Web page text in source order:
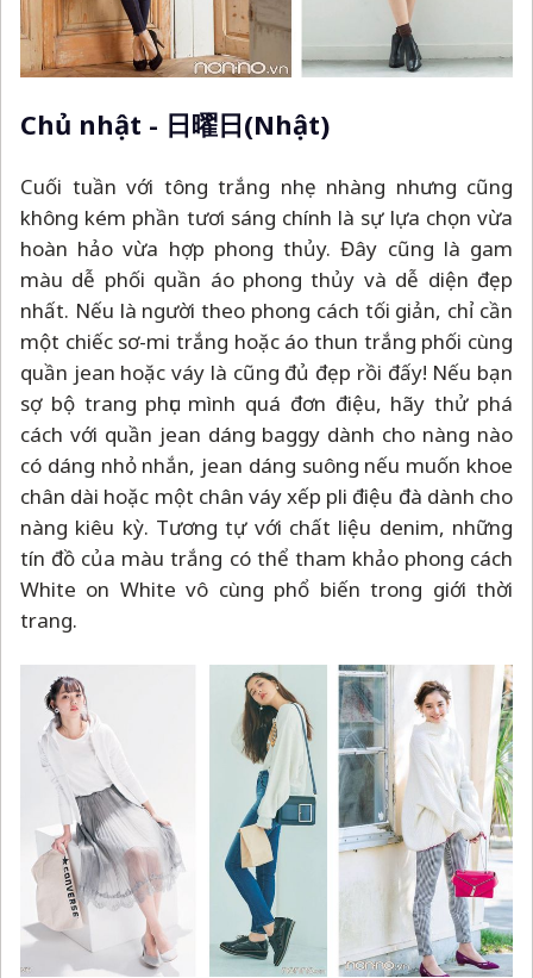
Chủ nhật - 日曜日(Nhật)
Cuối tuần với tông trắng nhẹ nhàng nhưng cũng
không kém phần tươi sáng chính là sự lựa chọn vừa
hoàn hảo vừa hợp phong thủy. Đây cũng là gam
màu dễ phối quần áo phong thủy và dễ diện đẹp
nhất. Nếu là người theo phong cách tối giản, chỉ cần
một chiếc sơ-mi trắng hoặc áo thun trắng phối cùng
quần jean hoặc váy là cũng đủ đẹp rồi đấy! Nếu bạn
sợ bộ trang phục mình quá đơn điệu, hãy thử phá
cách với quần jean dáng baggy dành cho nàng nào
có dáng nhỏ nhắn, jean dáng suông nếu muốn khoe
chân dài hoặc một chân váy xếp pli điệu đà dành cho
nàng kiêu kỳ. Tương tự với chất liệu denim, những
tín đồ của màu trắng có thể tham khảo phong cách
White on White vô cùng phổ biến trong giới thời
trang.